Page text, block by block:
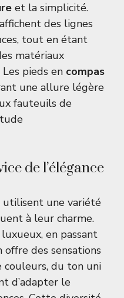
et la simplicité.
des lignes
tout en étant
matériaux
Les pieds en compas
une allure légère
fauteuils de
de l’élégance
utilisent une variété
à leur charme.
en passant
des sensations
couleurs, du ton uni
d’adapter le